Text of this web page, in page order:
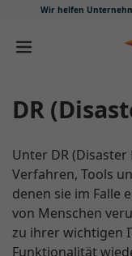
Wir helfen
Zum Inhalt
DR
Unter DR
Verfahren, Tools
denen sie im Falle
von Menschen
zu ihrer wichtigen
Funktionalität